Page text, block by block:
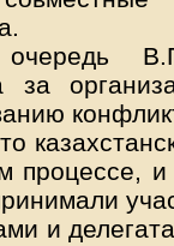
за
процессе, и
и